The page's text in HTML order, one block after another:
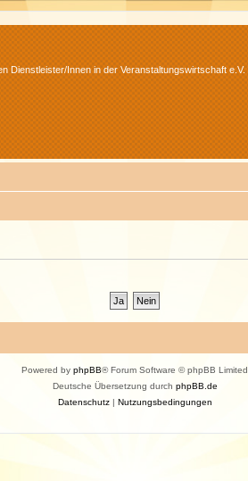
Dienstleister/Innen in der Veranstaltungswirtschaft e.V.
Powered by phpBB® Forum Software © phpBB Limited
Deutsche Übersetzung durch phpBB.de
Datenschutz| Nutzungsbedingungen